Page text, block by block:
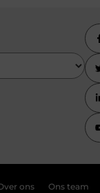
ons Ons team